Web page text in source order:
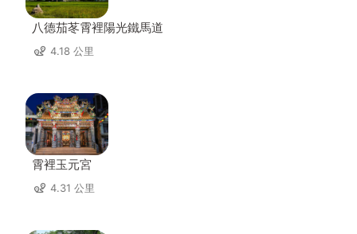
八德茄苳霄裡陽光鐵馬道
4.18 公里
霄裡玉元宮
4.31 公里